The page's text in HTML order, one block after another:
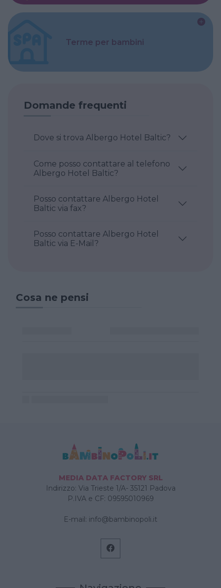
Terme per bambini
Domande frequenti
Dove si trova Albergo Hotel Baltic?
Come posso contattare al telefono
Albergo Hotel Baltic?
Posso contattare Albergo Hotel
Baltic via fax?
Posso contattare Albergo Hotel
Baltic via E-Mail?
Cosa ne pensi
MEDIA DATA FACTORY SRL
Indirizzo: Via Trieste 1/A- 35121 Padova
P.IVA e CF: 09595010969
E-mail: info@bambinopoli.it